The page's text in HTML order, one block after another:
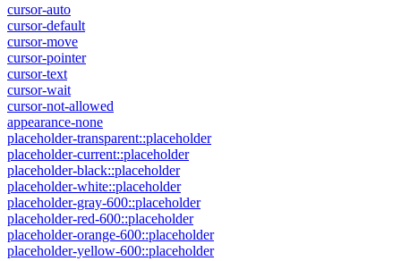
cursor-auto
cursor-default
cursor-move
cursor-pointer
cursor-text
cursor-wait
cursor-not-allowed
appearance-none
placeholder-transparent::placeholder
placeholder-current::placeholder
placeholder-black::placeholder
placeholder-white::placeholder
placeholder-gray-600::placeholder
placeholder-red-600::placeholder
placeholder-orange-600::placeholder
placeholder-yellow-600::placeholder